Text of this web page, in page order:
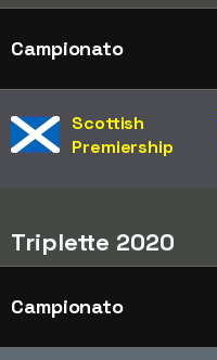
Campionato
Scottish
Premiership
Triplette 2020
Campionato